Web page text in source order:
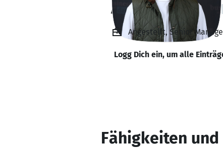
Austin Spintman
Angestellt, Senior
Logg Dich ein, um alle
Fähigkeiten